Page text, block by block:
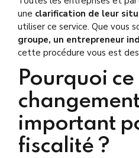
une clarification de leur
utiliser ce service. Que vous
groupe, un entrepreneur
cette procédure vous est
Pourquoi ce
important
fiscalité ?